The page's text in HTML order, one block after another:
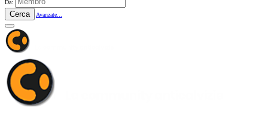
Da:
Cerca Avanzate...